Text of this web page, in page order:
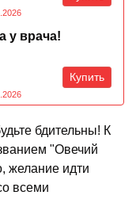
у врача!
Купить
бдительны! К
"Овечий
желание идти
всеми